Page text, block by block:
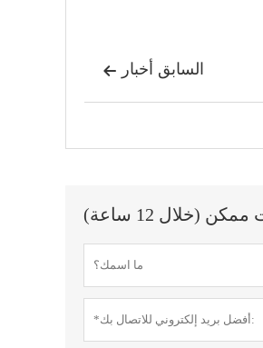
 السابق أخبار
12 ساعة)